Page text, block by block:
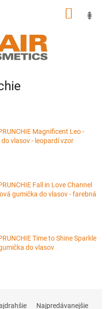
Magnificent Leo -
vlasov - leopardí vzor
Fall in Love Channel
gumička do vlasov - farebná
Time to Shine Sparkle
do vlasov
Najpredávanejšie